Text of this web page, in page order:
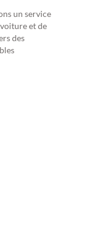
un service
et de
des